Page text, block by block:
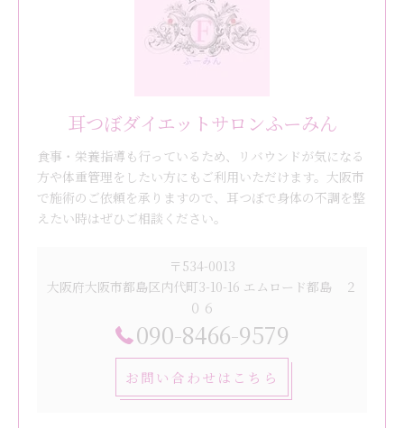
耳つぼダイエットサロンふーみん
食事・栄養指導も行っているため、リバウンドが気になる
方や体重管理をしたい方にもご利用いただけます。大阪市
で施術のご依頼を承りますので、耳つぼで身体の不調を整
えたい時はぜひご相談ください。
〒534-0013
大阪府大阪市都島区内代町3-10-16 エムロード都島 ２
０６
090-8466-9579
お問い合わせはこちら